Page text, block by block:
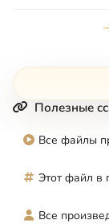
Полезные
Все файлы
Этот файл в
Все